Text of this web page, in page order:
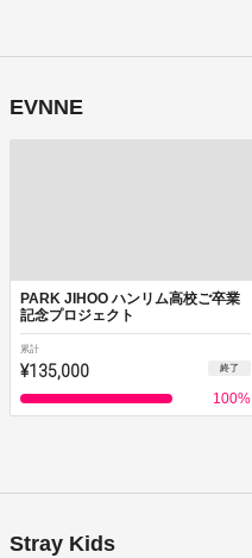
EVNNE
PARK JIHOO ハンリム高校ご卒業
記念プロジェクト
累計
¥135,000 終了
100%
Stray Kids